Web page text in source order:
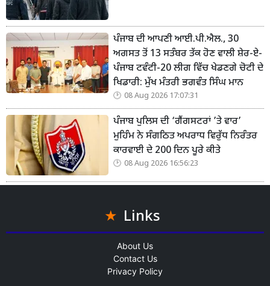
ਪੰਜਾਬ ਦੀ ਆਪਣੀ ਆਈ.ਪੀ.ਐਲ., 30
ਅਗਸਤ ਤੋਂ 13 ਸਤੰਬਰ ਤੱਕ ਹੋਣ ਵਾਲੀ ਸ਼ੇਰ-ਏ-
ਪੰਜਾਬ ਟਵੰਟੀ-20 ਲੀਗ ਵਿੱਚ ਖੇਡਣਗੇ ਚੋਟੀ ਦੇ
ਖਿਡਾਰੀ: ਮੁੱਖ ਮੰਤਰੀ ਭਗਵੰਤ ਸਿੰਘ ਮਾਨ
08 Aug 2026 17:07:31
ਪੰਜਾਬ ਪੁਲਿਸ ਦੀ ‘ਗੈਂਗਸਟਰਾਂ ’ਤੇ ਵਾਰ’
ਮੁਹਿੰਮ ਨੇ ਸੰਗਠਿਤ ਅਪਰਾਧ ਵਿਰੁੱਧ ਨਿਰੰਤਰ
ਕਾਰਵਾਈ ਦੇ 200 ਦਿਨ ਪੂਰੇ ਕੀਤੇ
08 Aug 2026 16:56:23
Links
About Us
Contact Us
Privacy Policy